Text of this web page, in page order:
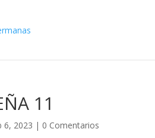
11
6, 2023 | 0 Comentarios